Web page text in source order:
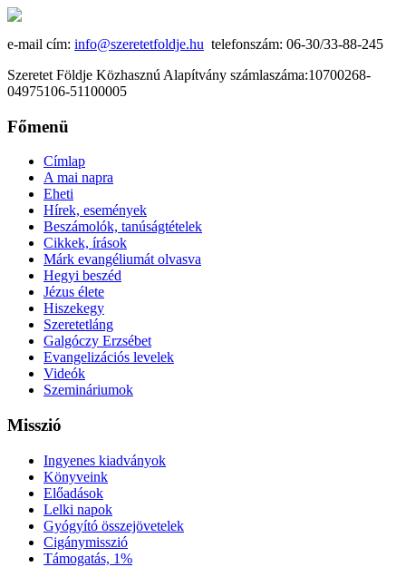
e-mail cím: info@szeretetfoldje.hu telefonszám: 06-30/33-88-245
Szeretet Földje Közhasznú Alapítvány számlaszáma:10700268-
04975106-51100005
Főmenü
Címlap
A mai napra
Eheti
Hírek, események
Beszámolók, tanúságtételek
Cikkek, írások
Márk evangéliumát olvasva
Hegyi beszéd
Jézus élete
Hiszekegy
Szeretetláng
Galgóczy Erzsébet
Evangelizációs levelek
Videók
Szemináriumok
Misszió
Ingyenes kiadványok
Könyveink
Előadások
Lelki napok
Gyógyító összejövetelek
Cigánymisszió
Támogatás, 1%